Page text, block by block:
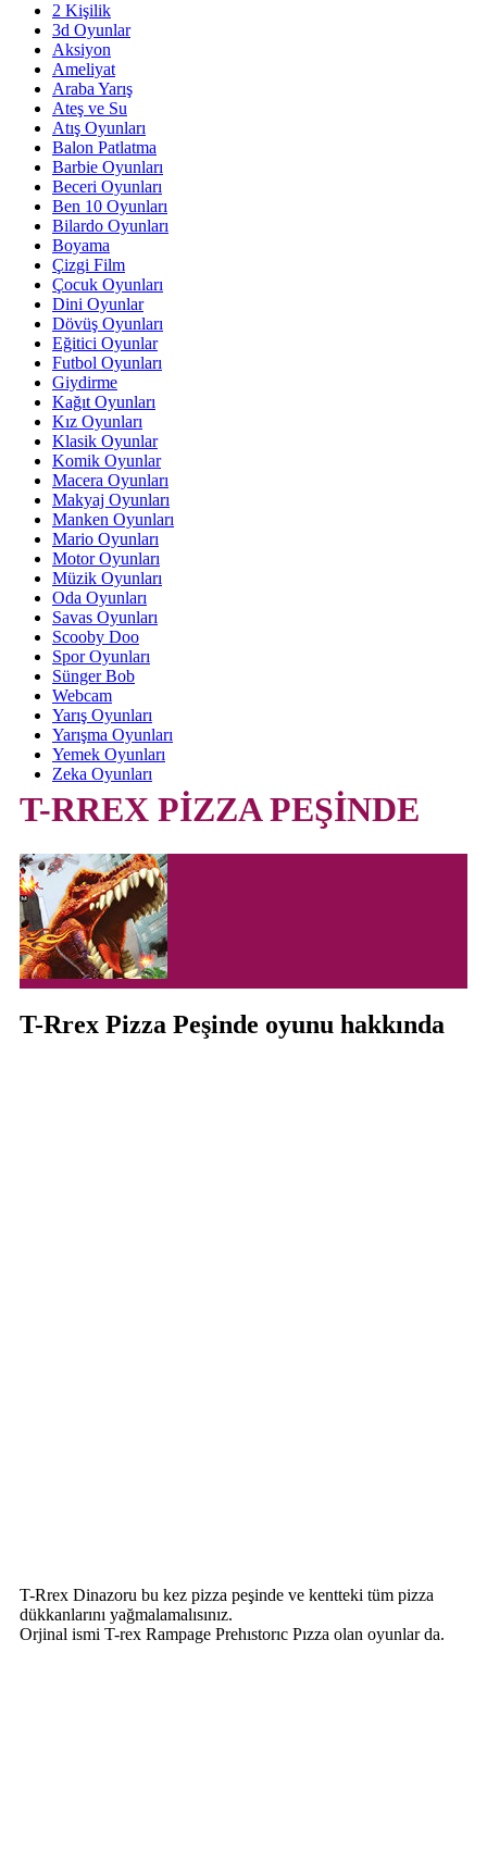
2 Kişilik
3d Oyunlar
Aksiyon
Ameliyat
Araba Yarış
Ateş ve Su
Atış Oyunları
Balon Patlatma
Barbie Oyunları
Beceri Oyunları
Ben 10 Oyunları
Bilardo Oyunları
Boyama
Çizgi Film
Çocuk Oyunları
Dini Oyunlar
Dövüş Oyunları
Eğitici Oyunlar
Futbol Oyunları
Giydirme
Kağıt Oyunları
Kız Oyunları
Klasik Oyunlar
Komik Oyunlar
Macera Oyunları
Makyaj Oyunları
Manken Oyunları
Mario Oyunları
Motor Oyunları
Müzik Oyunları
Oda Oyunları
Savas Oyunları
Scooby Doo
Spor Oyunları
Sünger Bob
Webcam
Yarış Oyunları
Yarışma Oyunları
Yemek Oyunları
Zeka Oyunları
T-RREX PİZZA PEŞİNDE
T-Rrex Pizza Peşinde oyunu hakkında
T-Rrex Dinazoru bu kez pizza peşinde ve kentteki tüm pizza
dükkanlarını yağmalamalısınız.
Orjinal ismi T-rex Rampage Prehıstorıc Pızza olan oyunlar da.